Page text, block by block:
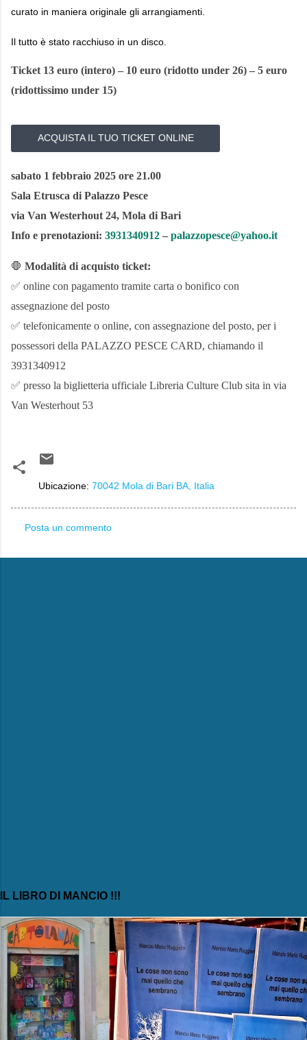
curato in maniera originale gli arrangiamenti.
Il tutto è stato racchiuso in un disco.
Ticket 13 euro (intero) – 10 euro (ridotto under 26) – 5 euro
(ridottissimo under 15)
ACQUISTA IL TUO TICKET ONLINE
sabato 1 febbraio 2025 ore 21.00
Sala Etrusca di Palazzo Pesce
via Van Westerhout 24, Mola di Bari
Info e prenotazioni: 3931340912 – palazzopesce@yahoo.it
🛑 Modalità di acquisto ticket:
✅ online con pagamento tramite carta o bonifico con
assegnazione del posto
✅ telefonicamente o online, con assegnazione del posto, per i
possessori della PALAZZO PESCE CARD, chiamando il
3931340912
✅ presso la biglietteria ufficiale Libreria Culture Club sita in via
Van Westerhout 53
Ubicazione: 70042 Mola di Bari BA, Italia
o
Posta un commento
IL LIBRO DI MANCIO !!!